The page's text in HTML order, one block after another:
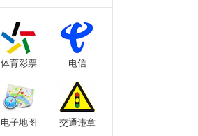
体育彩票 电信
电子地图 交通违章